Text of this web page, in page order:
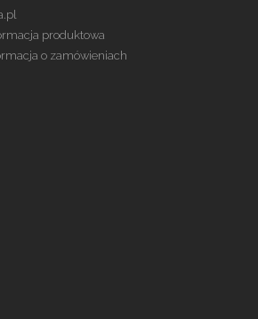
produktowa
o zamówieniach